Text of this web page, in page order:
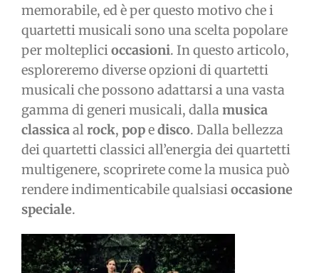
memorabile, ed è per questo motivo che i
quartetti musicali sono una scelta popolare
per molteplicioccasioni. In questo articolo,
esploreremo diverse opzioni di quartetti
musicali che possono adattarsi a una vasta
gamma di generi musicali, dallamusica
classicaalrock, popedisco. Dalla bellezza
dei quartetti classici all’energia dei quartetti
multigenere, scoprirete come la musica può
rendere indimenticabile qualsiasioccasione
speciale.